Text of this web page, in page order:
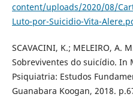
content/uploads/2020/08/
Luto-por-Suicidio-Vita-
SCAVACINI, K.; MELEIRO, A.
Sobreviventes do suicídio. In
Psiquiatria: Estudos
Guanabara Koogan, 2018.